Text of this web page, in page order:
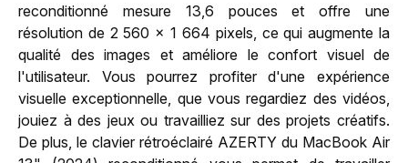
reconditionné mesure 13,6 pouces et offre une
résolution de 2 560 x 1 664 pixels, ce qui augmente la
qualité des images et améliore le confort visuel de
l'utilisateur. Vous pourrez profiter d'une expérience
visuelle exceptionnelle, que vous regardiez des vidéos,
jouiez à des jeux ou travailliez sur des projets créatifs.
De plus, le clavier rétroéclairé AZERTY du MacBook Air